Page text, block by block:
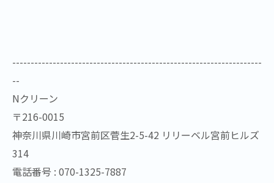
--------------------------------------------------------------------
--
Nクリーン
〒216-0015
神奈川県川崎市宮前区菅生2-5-42 リリーベル宮前ヒルズ
314
電話番号 : 070-1325-7887